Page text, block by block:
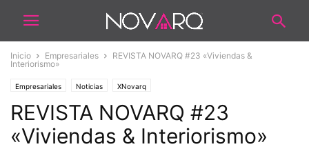
Inicio Empresariales
REVISTA NOVARQ #23 «Viviendas &
Interiorismo»
Empresariales Noticias XNovarq
REVISTA NOVARQ #23
«Viviendas & Interiorismo»